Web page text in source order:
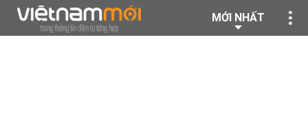
MỚI NHẤT